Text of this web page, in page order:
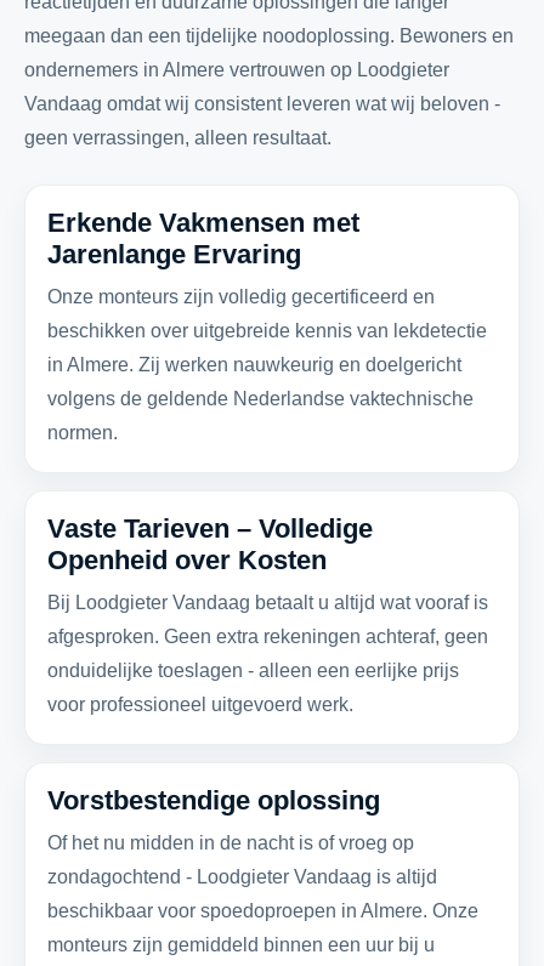
meegaan dan een tijdelijke noodoplossing. Bewoners en
ondernemers in Almere vertrouwen op Loodgieter
Vandaag omdat wij consistent leveren wat wij beloven -
geen verrassingen, alleen resultaat.
Erkende Vakmensen met
Jarenlange Ervaring
Onze monteurs zijn volledig gecertificeerd en
beschikken over uitgebreide kennis van lekdetectie
in Almere. Zij werken nauwkeurig en doelgericht
volgens de geldende Nederlandse vaktechnische
normen.
Vaste Tarieven – Volledige
Openheid over Kosten
Bij Loodgieter Vandaag betaalt u altijd wat vooraf is
afgesproken. Geen extra rekeningen achteraf, geen
onduidelijke toeslagen - alleen een eerlijke prijs
voor professioneel uitgevoerd werk.
Vorstbestendige oplossing
Of het nu midden in de nacht is of vroeg op
zondagochtend - Loodgieter Vandaag is altijd
beschikbaar voor spoedoproepen in Almere. Onze
monteurs zijn gemiddeld binnen een uur bij u